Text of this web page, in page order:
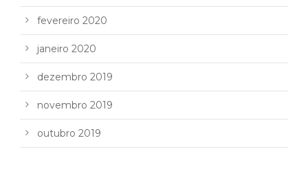
fevereiro 2020
janeiro 2020
dezembro 2019
novembro 2019
outubro 2019